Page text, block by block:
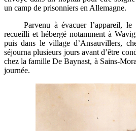
un camp de prisonniers en Allemagne.
Parvenu à évacuer l’appareil,
recueilli et hébergé notamment à
puis dans le village d’Ansauvillers,
séjourna plusieurs jours avant d’être
chez la famille De Baynast, à Sains-
journée.